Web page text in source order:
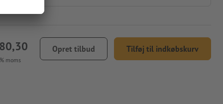
moms
Opret tilbud Tilføj til indkøbskurv